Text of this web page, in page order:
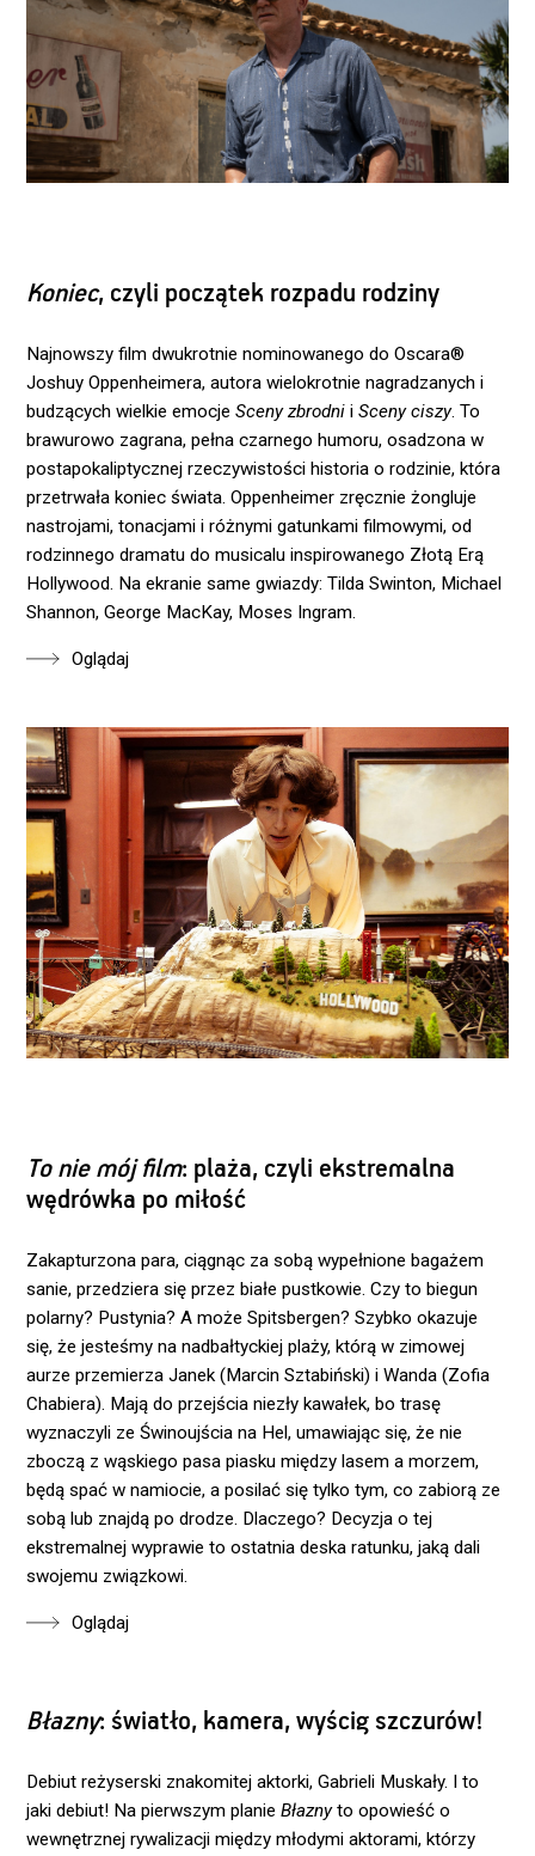
Koniec, czyli początek rozpadu rodziny
Najnowszy film dwukrotnie nominowanego do Oscara®
Joshuy Oppenheimera, autora wielokrotnie nagradzanych i
budzących wielkie emocjeSceny zbrodni iSceny ciszy. To
brawurowo zagrana, pełna czarnego humoru, osadzona w
postapokaliptycznej rzeczywistości historia o rodzinie, która
przetrwała koniec świata. Oppenheimer zręcznie żongluje
nastrojami, tonacjami i różnymi gatunkami filmowymi, od
rodzinnego dramatu do musicalu inspirowanego Złotą Erą
Hollywood. Na ekranie same gwiazdy: Tilda Swinton, Michael
Shannon, George MacKay, Moses Ingram.
Oglądaj
To nie mój film: plaża, czyli ekstremalna
wędrówka po miłość
Zakapturzona para, ciągnąc za sobą wypełnione bagażem
sanie, przedziera się przez białe pustkowie. Czy to biegun
polarny? Pustynia? A może Spitsbergen? Szybko okazuje
się, że jesteśmy na nadbałtyckiej plaży, którą w zimowej
aurze przemierza Janek (Marcin Sztabiński) i Wanda (Zofia
Chabiera). Mają do przejścia niezły kawałek, bo trasę
wyznaczyli ze Świnoujścia na Hel, umawiając się, że nie
zboczą z wąskiego pasa piasku między lasem a morzem,
będą spać w namiocie, a posilać się tylko tym, co zabiorą ze
sobą lub znajdą po drodze. Dlaczego? Decyzja o tej
ekstremalnej wyprawie to ostatnia deska ratunku, jaką dali
swojemu związkowi.
Oglądaj
Błazny: światło, kamera, wyścig szczurów!
Debiut reżyserski znakomitej aktorki, Gabrieli Muskały. I to
jaki debiut! Na pierwszym planieBłaznyto opowieść o
wewnętrznej rywalizacji między młodymi aktorami, którzy